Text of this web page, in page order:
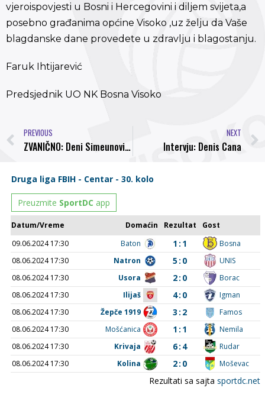
vjeroispovjesti u Bosni i Hercegovini i diljem svijeta,a
posebno građanima općine Visoko ,uz želju da Vaše
blagdanske dane provedete u zdravlju i blagostanju.
Faruk Ihtijarević
Predsjednik UO NK Bosna Visoko
PREVIOUS
ZVANIČNO: Deni Simeunović novi igrač Fudbalskog kluba Sarajevo
NEXT
Intervju: Denis Cana